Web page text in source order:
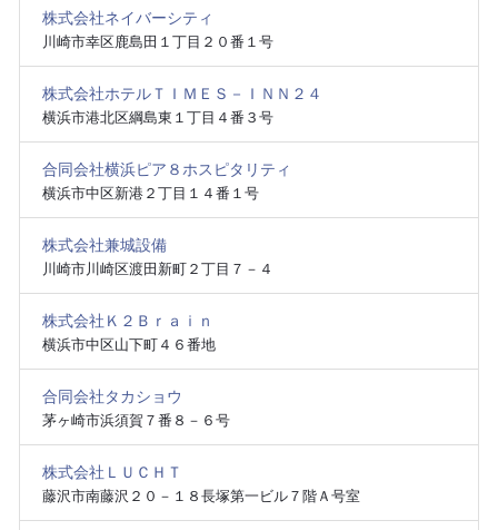
株式会社ネイバーシティ
川崎市幸区鹿島田１丁目２０番１号
株式会社ホテルＴＩＭＥＳ－ＩＮＮ２４
横浜市港北区綱島東１丁目４番３号
合同会社横浜ピア８ホスピタリティ
横浜市中区新港２丁目１４番１号
株式会社兼城設備
川崎市川崎区渡田新町２丁目７－４
株式会社Ｋ２Ｂｒａｉｎ
横浜市中区山下町４６番地
合同会社タカショウ
茅ヶ崎市浜須賀７番８－６号
株式会社ＬＵＣＨＴ
藤沢市南藤沢２０－１８長塚第一ビル７階Ａ号室